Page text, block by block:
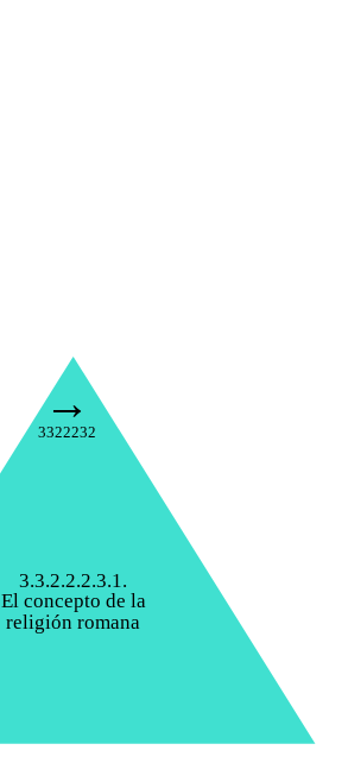
3.3.2.2.2.3.1.
El concepto de la
religión romana
→
3322232